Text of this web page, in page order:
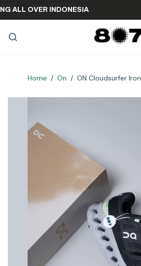
ALL OVER INDONESIA
Home / On / ON Cloudsurfer